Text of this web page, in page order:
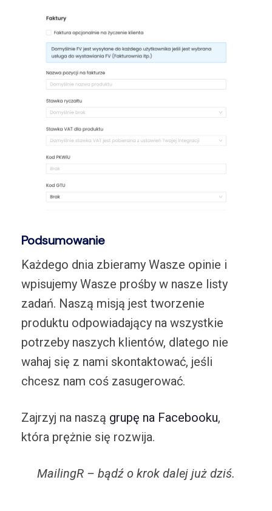
Podsumowanie
Każdego dnia zbieramy Wasze opinie i
wpisujemy Wasze prośby w nasze listy
zadań. Naszą misją jest tworzenie
produktu odpowiadający na wszystkie
potrzeby naszych klientów, dlatego nie
wahaj się z nami skontaktować, jeśli
chcesz nam coś zasugerować.
Zajrzyj na naszą grupę na Facebooku,
która prężnie się rozwija.
MailingR – bądź o krok dalej już dziś.